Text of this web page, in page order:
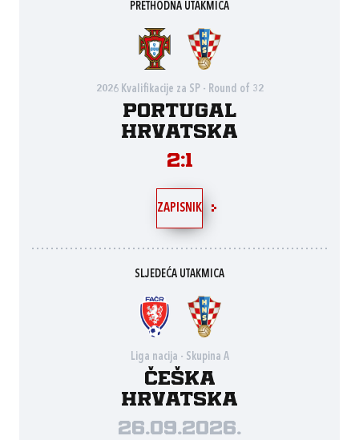
PRETHODNA UTAKMICA
2026 Kvalifikacije za SP - Round of 32
Portugal
Hrvatska
2:1
ZAPISNIK
SLJEDEĆA UTAKMICA
Liga nacija - Skupina A
Češka
Hrvatska
26.09.2026.